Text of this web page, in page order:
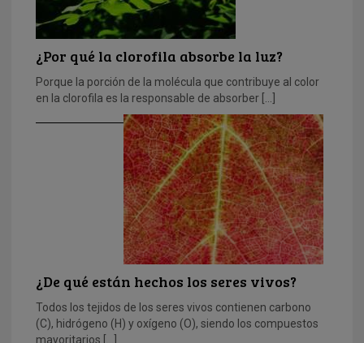
¿Por qué la clorofila absorbe la luz?
Porque la porción de la molécula que contribuye al color
en la clorofila es la responsable de absorber […]
¿De qué están hechos los seres vivos?
Todos los tejidos de los seres vivos contienen carbono
(C), hidrógeno (H) y oxígeno (O), siendo los compuestos
mayoritarios […]